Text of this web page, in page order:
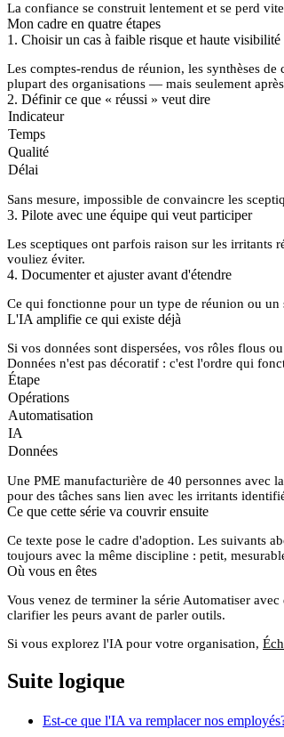
La confiance se construit lentement et se perd
Mon cadre en quatre étapes
1. Choisir un cas à faible risque et haute visibilité
Les comptes-rendus de réunion, les synthèses
plupart des organisations — mais seulement
2. Définir ce que « réussi » veut dire
Indicateur
Temps
Qualité
Délai
Sans mesure, impossible de convaincre les
3. Pilote avec une équipe qui veut participer
Les sceptiques ont parfois raison sur les irritants
vouliez éviter.
4. Documenter et ajuster avant d'étendre
Ce qui fonctionne pour un type de réunion ou
L'IA amplifie ce qui existe déjà
Si vos données sont dispersées, vos rôles flous
Données n'est pas décoratif : c'est l'ordre qui
Étape
Opérations
Automatisation
IA
Données
Une PME manufacturière de 40 personnes avec
pour des tâches sans lien avec les irritants
Ce que cette série va couvrir ensuite
Ce texte pose le cadre d'adoption. Les suivants
toujours avec la même discipline : petit,
Où vous en êtes
Vous venez de terminer la série Automatiser avec
clarifier les peurs avant de parler outils.
Si vous explorez l'IA pour votre organisation,
Suite logique
Est-ce que l'IA va remplacer nos